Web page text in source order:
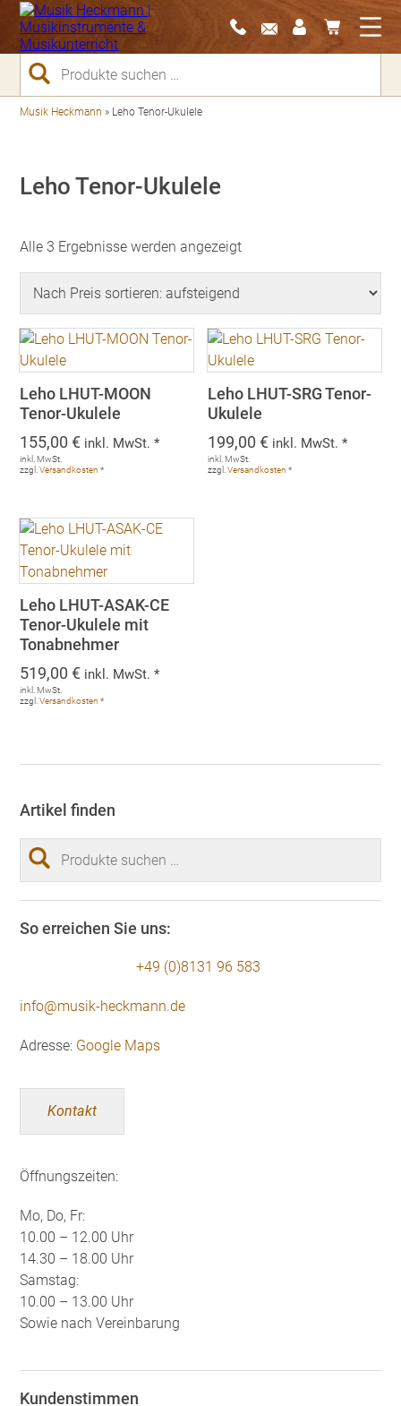
Suchen
nach:
Musik Heckmann » Leho Tenor-Ukulele
Leho Tenor-Ukulele
Alle 3 Ergebnisse werden angezeigtNach
aufsteigend
Leho LHUT-MOON
Tenor-Ukulele
155,00€ inkl. MwSt. *
inkl. MwSt.
zzgl.Versandkosten *
Leho LHUT-SRG Tenor-
Ukulele
199,00€ inkl. MwSt. *
inkl. MwSt.
zzgl.Versandkosten *
Leho LHUT-ASAK-CE
Tenor-Ukulele mit
Tonabnehmer
519,00€ inkl. MwSt. *
inkl. MwSt.
zzgl.Versandkosten *
Artikel finden
Suchen
nach:
So erreichen Sie uns:
+49 (0)8131 96 583
info@musik-heckmann.de
Adresse: Google Maps
Kontakt
Öffnungszeiten:
Mo, Do, Fr:
10.00 – 12.00 Uhr
14.30 – 18.00 Uhr
Samstag:
10.00 – 13.00 Uhr
Sowie nach Vereinbarung
Kundenstimmen